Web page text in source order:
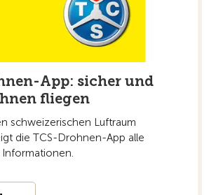
App: sicher und
fliegen
schweizerischen Luftraum
die TCS-Drohnen-App alle